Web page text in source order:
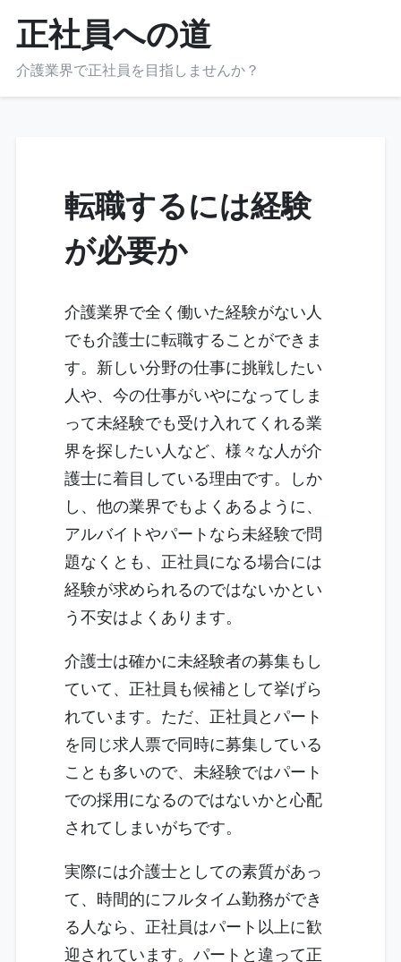
content
正社員への道
介護業界で正社員を目指しませんか？
転職するには経験
が必要か
介護業界で全く働いた経験がない人
でも介護士に転職することができま
す。新しい分野の仕事に挑戦したい
人や、今の仕事がいやになってしま
って未経験でも受け入れてくれる業
界を探したい人など、様々な人が介
護士に着目している理由です。しか
し、他の業界でもよくあるように、
アルバイトやパートなら未経験で問
題なくとも、正社員になる場合には
経験が求められるのではないかとい
う不安はよくあります。
介護士は確かに未経験者の募集もし
ていて、正社員も候補として挙げら
れています。ただ、正社員とパート
を同じ求人票で同時に募集している
ことも多いので、未経験ではパート
での採用になるのではないかと心配
されてしまいがちです。
実際には介護士としての素質があっ
て、時間的にフルタイム勤務ができ
る人なら、正社員はパート以上に歓
迎されています。パートと違って正